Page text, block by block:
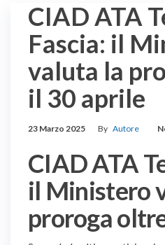
CIAD ATA
Fascia: il
valuta la
il 30 aprile
23 Marzo 2025 By Autore
CIAD ATA
il Ministero
proroga